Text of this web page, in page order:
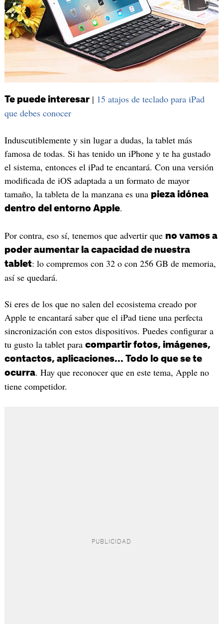
Te puede interesar| 15 atajos de teclado para iPad
que debes conocer
Induscutiblemente y sin lugar a dudas, la tablet más
famosa de todas. Si has tenido un iPhone y te ha gustado
el sistema, entonces el iPad te encantará. Con una versión
modificada de iOS adaptada a un formato de mayor
tamaño, la tableta de la manzana es una pieza idónea
dentro del entorno Apple.
Por contra, eso sí, tenemos que advertir que no vamos a
poder aumentar la capacidad de nuestra
tablet: lo compremos con 32 o con 256 GB de memoria,
así se quedará.
Si eres de los que no salen del ecosistema creado por
Apple te encantará saber que el iPad tiene una perfecta
sincronización con estos dispositivos. Puedes configurar a
tu gusto la tablet para compartir fotos, imágenes,
contactos, aplicaciones... Todo lo que se te
ocurra. Hay que reconocer que en este tema, Apple no
tiene competidor.